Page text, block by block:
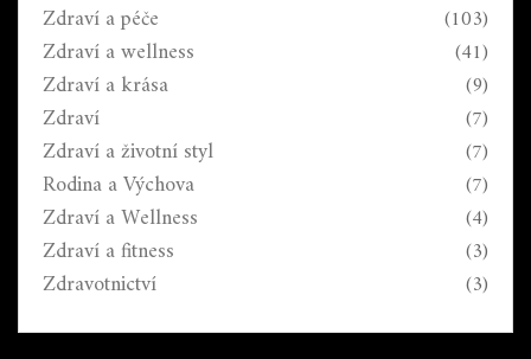
Zdraví a péče (103)
Zdraví a wellness (41)
Zdraví a krása (9)
Zdraví (7)
Zdraví a životní styl (7)
Rodina a Výchova (7)
Zdraví a Wellness (4)
Zdraví a fitness (3)
Zdravotnictví (3)